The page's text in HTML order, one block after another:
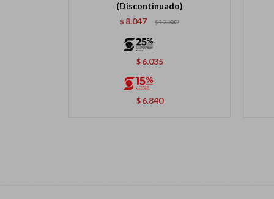
(Discontinuado)
$ 8.047 $12.382
$ 6.035
$ 6.840